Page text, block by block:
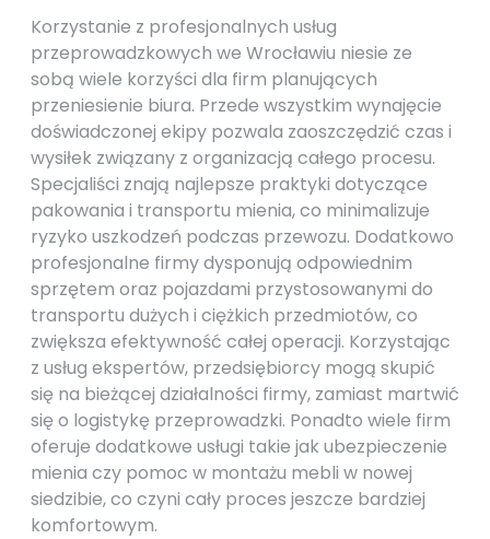
Korzystanie z profesjonalnych usług
przeprowadzkowych we Wrocławiu niesie ze
sobą wiele korzyści dla firm planujących
przeniesienie biura. Przede wszystkim wynajęcie
doświadczonej ekipy pozwala zaoszczędzić czas i
wysiłek związany z organizacją całego procesu.
Specjaliści znają najlepsze praktyki dotyczące
pakowania i transportu mienia, co minimalizuje
ryzyko uszkodzeń podczas przewozu. Dodatkowo
profesjonalne firmy dysponują odpowiednim
sprzętem oraz pojazdami przystosowanymi do
transportu dużych i ciężkich przedmiotów, co
zwiększa efektywność całej operacji. Korzystając
z usług ekspertów, przedsiębiorcy mogą skupić
się na bieżącej działalności firmy, zamiast martwić
się o logistykę przeprowadzki. Ponadto wiele firm
oferuje dodatkowe usługi takie jak ubezpieczenie
mienia czy pomoc w montażu mebli w nowej
siedzibie, co czyni cały proces jeszcze bardziej
komfortowym.